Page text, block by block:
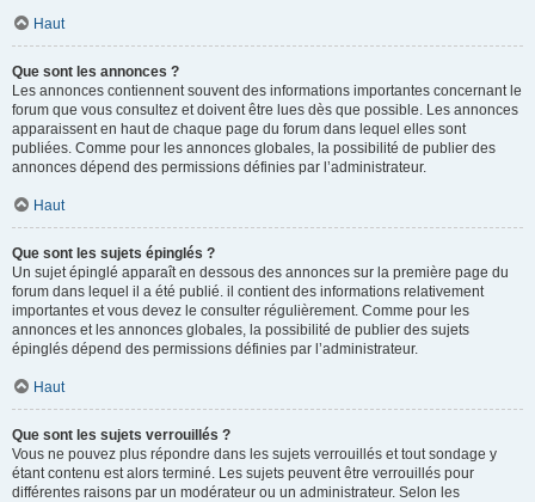
Haut
Que sont les annonces ?
Les annonces contiennent souvent des informations importantes concernant le
forum que vous consultez et doivent être lues dès que possible. Les annonces
apparaissent en haut de chaque page du forum dans lequel elles sont
publiées. Comme pour les annonces globales, la possibilité de publier des
annonces dépend des permissions définies par l’administrateur.
Haut
Que sont les sujets épinglés ?
Un sujet épinglé apparaît en dessous des annonces sur la première page du
forum dans lequel il a été publié. il contient des informations relativement
importantes et vous devez le consulter régulièrement. Comme pour les
annonces et les annonces globales, la possibilité de publier des sujets
épinglés dépend des permissions définies par l’administrateur.
Haut
Que sont les sujets verrouillés ?
Vous ne pouvez plus répondre dans les sujets verrouillés et tout sondage y
étant contenu est alors terminé. Les sujets peuvent être verrouillés pour
différentes raisons par un modérateur ou un administrateur. Selon les